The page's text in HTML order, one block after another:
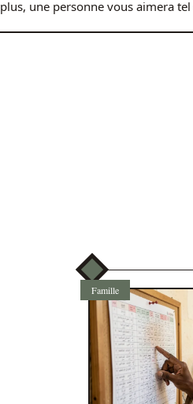
plus, une personne vous aimera
Famille